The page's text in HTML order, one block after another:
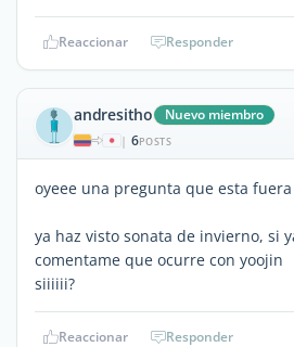
Reaccionar Responder
andresitho Nuevo miembro
| 6POSTS
oyeee una pregunta que esta
ya haz visto sonata de invierno, si
comentame que ocurre con yoojin
siiiiii?
Reaccionar Responder